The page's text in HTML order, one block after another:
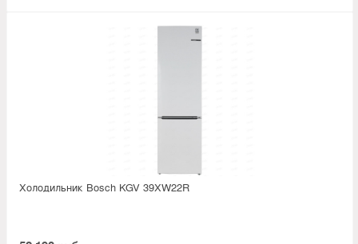
Холодильник Bosсh KGV 39XW22R